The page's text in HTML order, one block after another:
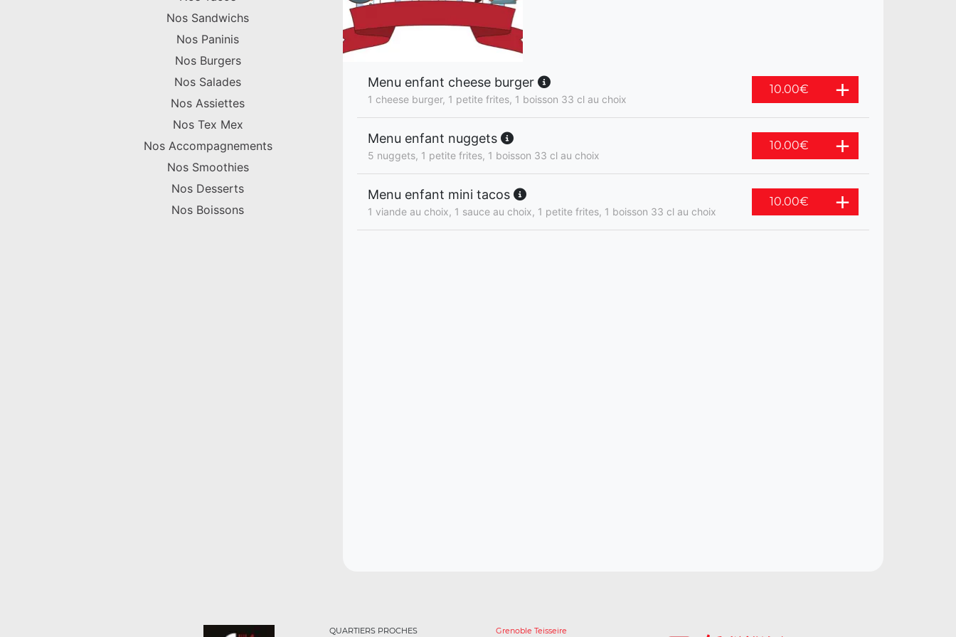
Nos Sandwichs
Nos Paninis
Nos Burgers
Nos Salades
Nos Assiettes
Nos Tex Mex
Nos Accompagnements
Nos Smoothies
Nos Desserts
Nos Boissons
Menu enfant cheese burger
1 cheese burger, 1 petite frites, 1 boisson 33 cl au choix
10.00€
Menu enfant nuggets
5 nuggets, 1 petite frites, 1 boisson 33 cl au choix
10.00€
Menu enfant mini tacos
1 viande au choix, 1 sauce au choix, 1 petite frites, 1 boisson 33 cl au choix
10.00€
QUARTIERS PROCHES Grenoble Teisseire